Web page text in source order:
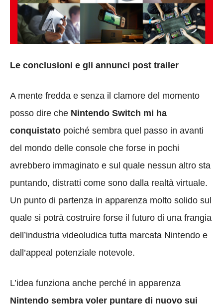
Le conclusioni e gli annunci post trailer
A mente fredda e senza il clamore del momento
posso dire che Nintendo Switch mi ha
conquistato poiché sembra quel passo in avanti
del mondo delle console che forse in pochi
avrebbero immaginato e sul quale nessun altro sta
puntando, distratti come sono dalla realtà virtuale.
Un punto di partenza in apparenza molto solido sul
quale si potrà costruire forse il futuro di una frangia
dell’industria videoludica tutta marcata Nintendo e
dall’appeal potenziale notevole.
L’idea funziona anche perché in apparenza
Nintendo sembra voler puntare di nuovo sui